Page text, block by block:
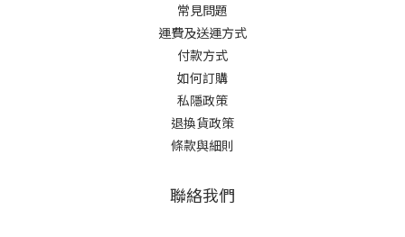
常見問題
運費及送運方式
付款方式
如何訂購
私隱政策
退換貨政策
條款與細則
聯絡我們